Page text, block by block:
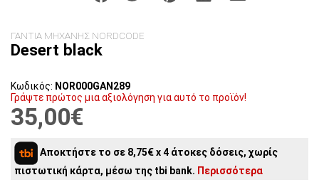
ΓΑΝΤΙΑ ΜΗΧΑΝΗΣ NORDCODE
Desert black
Κωδικός: NOR000GAN289
Γράψτε πρώτος μια αξιολόγηση για αυτό το προϊόν!
35,00€
Αποκτήστε το σε 8,75€ x 4 άτοκες δόσεις, χωρίς
πιστωτική κάρτα, μέσω της tbi bank. Περισσότερα